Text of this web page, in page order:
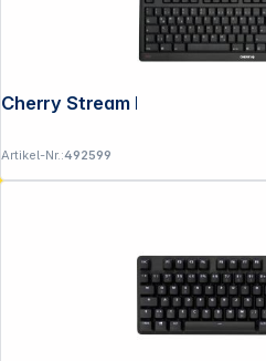
Cherry Stream black
Artikel-Nr.:492599